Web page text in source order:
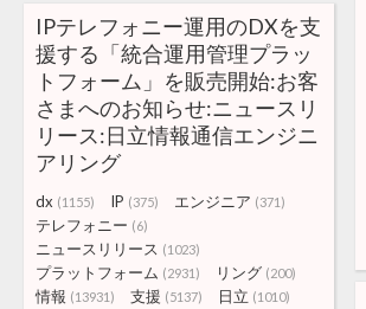
IPテレフォニー運用のDXを支
援する「統合運用管理プラッ
トフォーム」を販売開始:お客
さまへのお知らせ:ニュースリ
リース:日立情報通信エンジニ
アリング
dx (1155) IP (375) エンジニア (371)
テレフォニー (6)
ニュースリリース (1023)
プラットフォーム (2931) リング (200)
情報 (13931) 支援 (5137) 日立 (1010)